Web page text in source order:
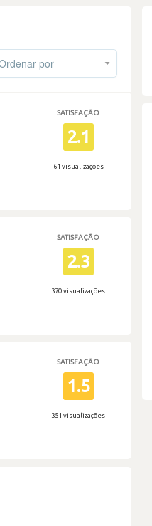
por
SATISFAÇÃO
2.1
61 visualizações
SATISFAÇÃO
2.3
370 visualizações
SATISFAÇÃO
1.5
351 visualizações